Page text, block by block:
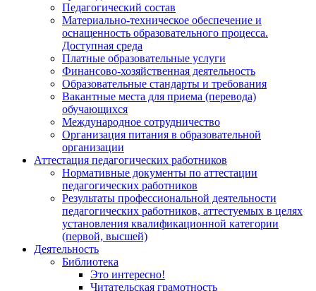
Педагогический состав
Материально-техническое обеспечение и
оснащенность образовательного процесса.
Доступная среда
Платные образовательные услуги
Финансово-хозяйственная деятельность
Образовательные стандарты и требования
Вакантные места для приема (перевода)
обучающихся
Международное сотрудничество
Организация питания в образовательной
организации
Аттестация педагогических работников
Нормативные документы по аттестации
педагогических работников
Результаты профессиональной деятельности
педагогических работников, аттестуемых в целях
установления квалификационной категории
(первой, высшей)
Деятельность
Библиотека
Это интересно!
Читательская грамотность